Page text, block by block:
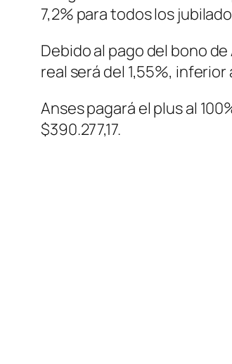
7,2% para todos los
Debido al pago del bono
real será del 1,55%,
Anses pagará el plus al
$390.277,17.